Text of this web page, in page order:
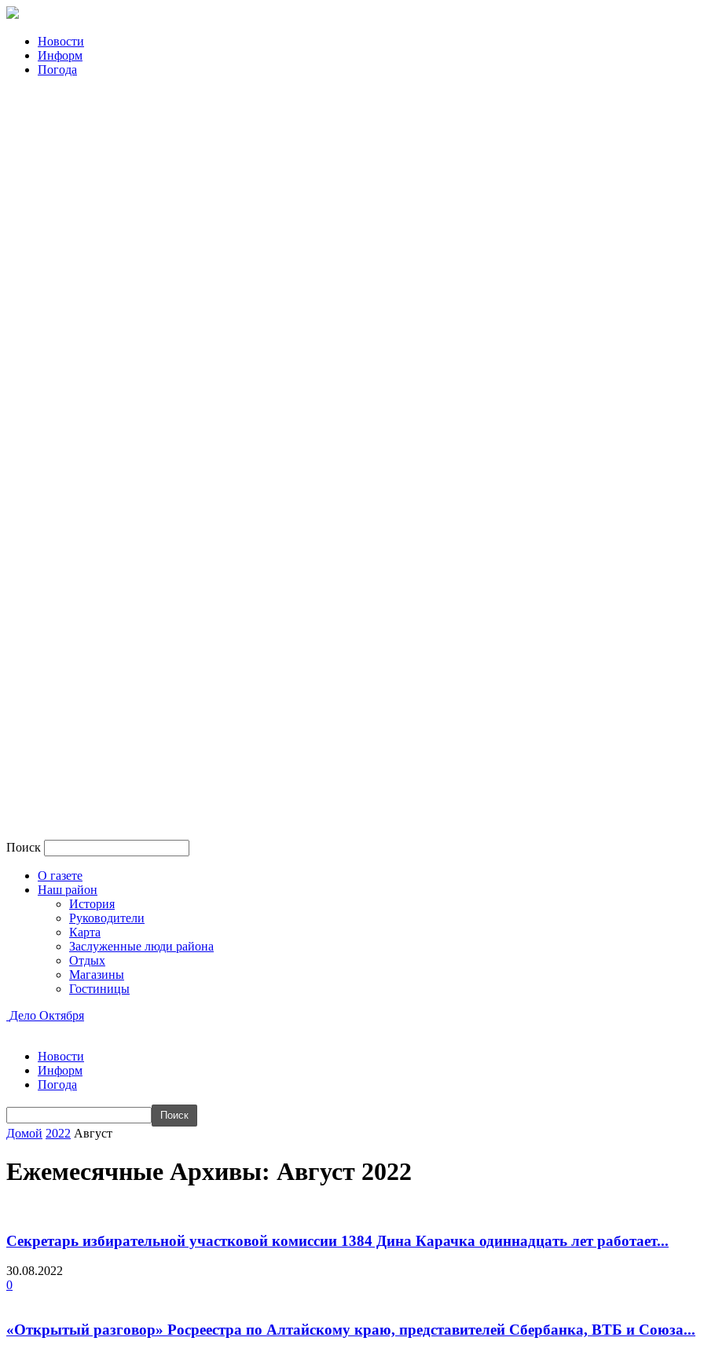
Новости
Информ
Погода
Поиск
О газете
Наш район
История
Руководители
Карта
Заслуженные люди района
Отдых
Магазины
Гостиницы
Дело Октября
Новости
Информ
Погода
Домой 2022 Август
Ежемесячные Архивы: Август 2022
Секретарь избирательной участковой комиссии 1384 Дина Карачка одиннадцать лет работает...
30.08.2022
0
«Открытый разговор» Росреестра по Алтайскому краю, представителей Сбербанка, ВТБ и Союза...